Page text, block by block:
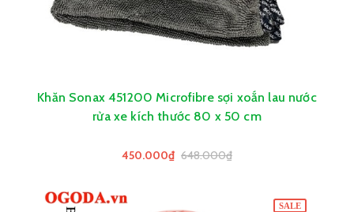
Khăn Sonax 451200 Microfibre sợi xoắn lau nước
rửa xe kích thước 80 x 50 cm
450.000₫ 648.000₫
SALE